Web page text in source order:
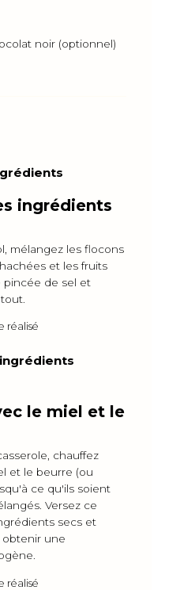
noir (optionnel)
ingrédients
mélangez les flocons
et les fruits
pincée de sel et
réalisé
le miel et le
chauffez
et le beurre (ou
ce qu'ils soient
Versez ce
secs et
obtenir une
réalisé